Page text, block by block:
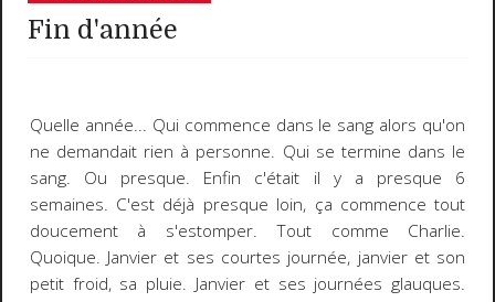
Fin d'année
Quelle année... Qui commence dans le sang alors qu'on
ne demandait rien à personne. Qui se termine dans le
sang. Ou presque. Enfin c'était il y a presque 6
semaines. C'est déjà presque loin, ça commence tout
doucement à s'estomper. Tout comme Charlie.
Quoique. Janvier et ses courtes journée, janvier et son
petit froid, sa pluie. Janvier et ses journées glauques.